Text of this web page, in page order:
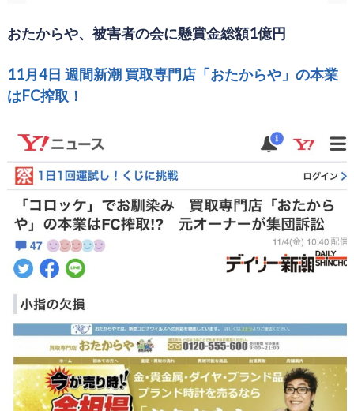
おたからや、被害者の会に懸賞金総額1億円
11月4日 週間新潮 買取専門店「おたからや」の本業
はFC搾取！